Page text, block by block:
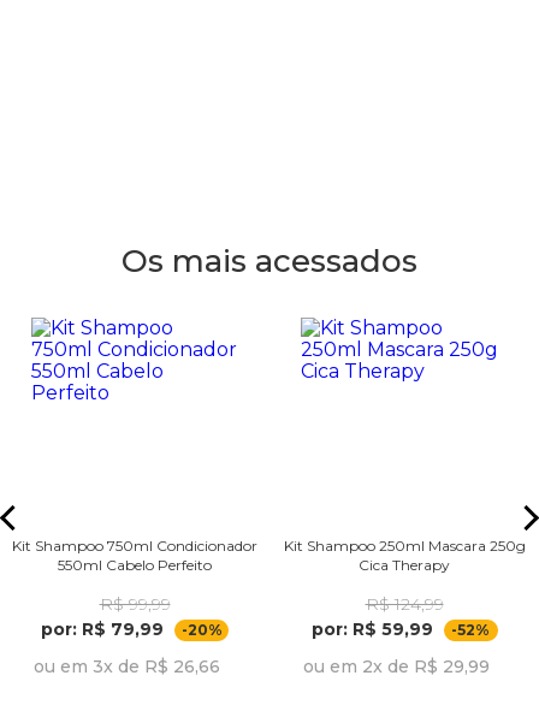
Os mais acessados
Kit Shampoo 750ml Condicionador
550ml Cabelo Perfeito
R$ 99,99
por: R$ 79,99
-20%
ou em 3x de R$ 26,66
Kit Shampoo 250ml Mascara 250g
Cica Therapy
R$ 124,99
por: R$ 59,99
-52%
ou em 2x de R$ 29,99